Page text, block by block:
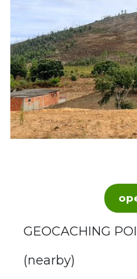
GEOCACHING
(nearby)